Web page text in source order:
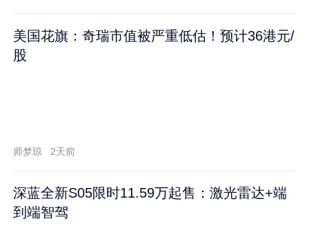
美国花旗：奇瑞市值被严重低估！预计36港元/
股
师梦琼 2天前
深蓝全新S05限时11.59万起售：激光雷达+端
到端智驾